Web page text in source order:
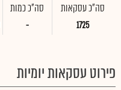
סה"כ עסקאות
1725
סה"כ כמות
-
פירוט עסקאות יומיות